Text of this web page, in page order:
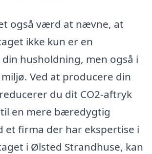
også værd at nævne, at
ikke kun er en
husholdning, men også i
Ved at producere din
du dit CO2-aftryk
en mere bæredygtig
et firma der har ekspertise i
i Ølsted Strandhuse, kan